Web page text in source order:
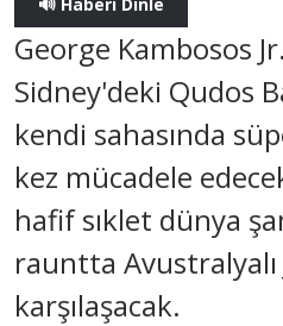
George Kambosos
Sidney'deki Qudos
kendi sahasında
kez mücadele
hafif sıklet dünya
rauntta Avustralyalı
karşılaşacak.